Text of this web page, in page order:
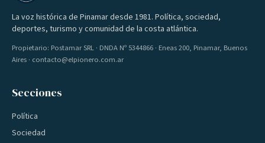
La voz histórica de Pinamar desde 1981. Política, sociedad,
deportes, turismo y comunidad de la costa atlántica.
Propietario: Postamar SRL · DNDA Nº 5344866 · Eneas 200, Pinamar, Buenos
Aires · contacto@elpionero.com.ar
Secciones
Política
Sociedad